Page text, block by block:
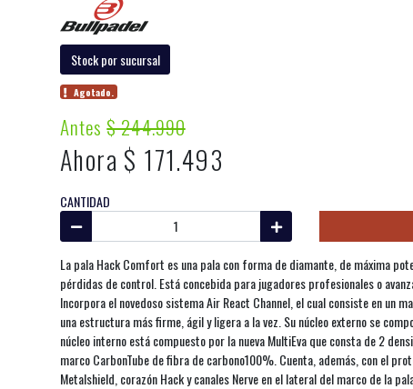
Stock por sucursal
Agotado.
Antes$ 244.990
Ahora $ 171.493
CANTIDAD
La pala Hack Comfort es una pala con forma de diamante, de máxima
pérdidas de control. Está concebida para jugadores profesionales o
Incorpora el novedoso sistema Air React Channel, el cual consiste en un
una estructura más firme, ágil y ligera a la vez. Su núcleo externo se
núcleo interno está compuesto por la nueva MultiEva que consta de 2
marco CarbonTube de fibra de carbono100%. Cuenta, además, con el
Metalshield, corazón Hack y canales Nerve en el lateral del marco de la